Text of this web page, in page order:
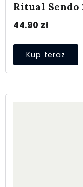
Ritual Sendo
44.90 zł
Kup teraz